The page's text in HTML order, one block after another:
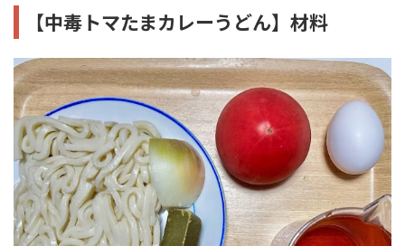
【中毒トマたまカレーうどん】材料